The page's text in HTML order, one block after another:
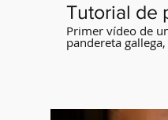
Tutorial de
Primer vídeo de
pandereta
corporal correcta